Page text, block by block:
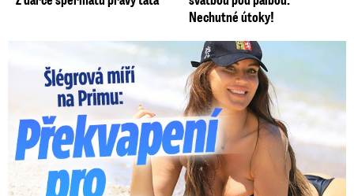
Nechutné útoky!
Lucie Šlégrová míří na Primu. Překvapení pro sporťáky!